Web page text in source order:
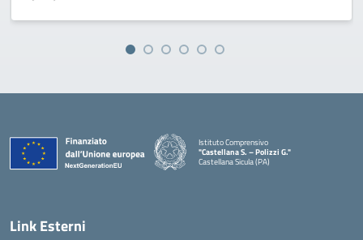
Istituto Comprensivo
"Castellana S. – Polizzi G."
Castellana Sicula (PA)
Link Esterni